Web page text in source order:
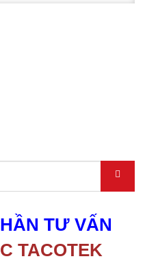
TƯ VẤN
TACOTEK